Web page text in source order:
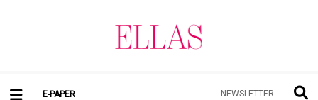
E-PAPER NEWSLETTER